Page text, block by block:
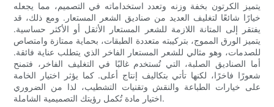
يتميز الكرتون بخفة وزنه وتعدد استخداماته في التصميم، مما يجعله
خيارًا شائعًا لتغليف العديد من صناديق الشعر المستعار. ومع ذلك، قد
يفتقر إلى المتانة اللازمة للشعر المستعار الأثقل أو الأكثر حساسية.
يتميز الورق المموج، بتركيبته متعددة الطبقات، بحماية ممتازة وامتصاص
للصدمات، وهو مثالي للشعر المستعار الفاخر الذي يتطلب عناية فائقة.
أما الصناديق الصلبة، التي تُستخدم غالبًا في التغليف الفاخر، فتمنح
شعورًا فاخرًا، لكنها تأتي بتكاليف إنتاج أعلى. كما يؤثر اختيار الخامة
على خيارات الطباعة والنقش وتقنيات التشطيب، لذا من الضروري
اختيار مادة تُكمل رؤيتك التصميمية الشاملة.